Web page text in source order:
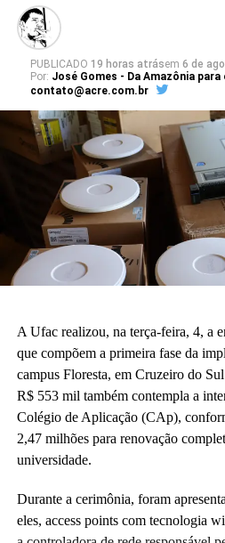
PUBLICADO 19 horas atrásem 6 de
Por: José Gomes - Da Amazônia para
contato@acre.com.br
A Ufac realizou, na terça-feira, 4, a
que compõem a primeira fase da
campus Floresta, em Cruzeiro do
R$ 553 mil também contempla a
Colégio de Aplicação (CAp),
2,47 milhões para renovação
universidade.
Durante a cerimônia, foram
eles, access points com tecnologia